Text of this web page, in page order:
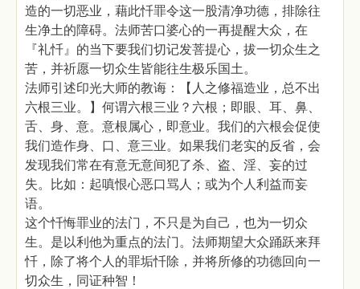
造的一切恶业，藉此忏罪令这一股清净功德，排除往
生净土的障碍。法师苦口婆心的一再提醒大众，在
『礼忏』的当下要我们切记发菩提心，拔一切众生之
苦，并祈愿一切众生皆能往生极乐国土。
法师引述印光大师的教诲：【人之修福造业，总不出
六根三业。】何谓六根三业？六根；即眼、耳、鼻、
舌、身、意。意根属心，即意业。我们的六根会促使
我们造作身、口、意三业。如果我们老实的反省，会
发现我们常在有意无意间犯了杀、盗、淫、妄的过
失。比如：起嗔恨心恶口骂人；或为个人利益而妄
语。
这个忏悔罪业的法门，不只是为自己，也为一切众
生。是以利他为重点的法门。法师期望大众踊跃来拜
忏，除了将个人的罪垢忏除，并将所修的功德回向一
切众生，同证种智！